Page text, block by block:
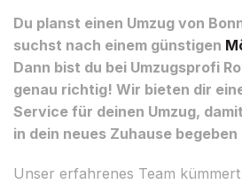
Du planst einen Umzug von
suchst nach einem günstigen
Dann bist du bei Umzugsprofi
genau richtig! Wir bieten dir
Service für deinen Umzug,
in dein neues Zuhause
Unser erfahrenes Team